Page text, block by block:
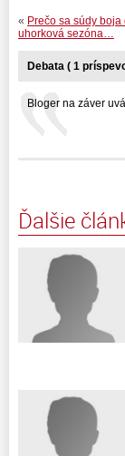
« Prečo sa súdy
uhorková sezóna…
Debata ( 1
Bloger na záver
Ďalšie